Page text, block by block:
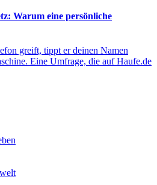
Warum eine persönliche
greift, tippt er deinen Namen
Eine Umfrage, die auf Haufe.de